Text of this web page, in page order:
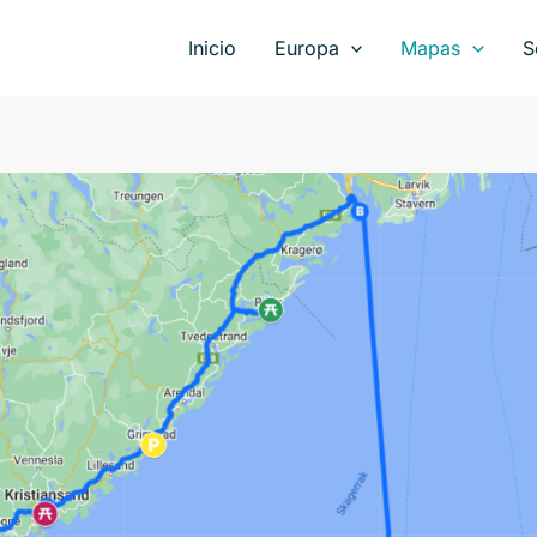
Inicio Europa Mapas